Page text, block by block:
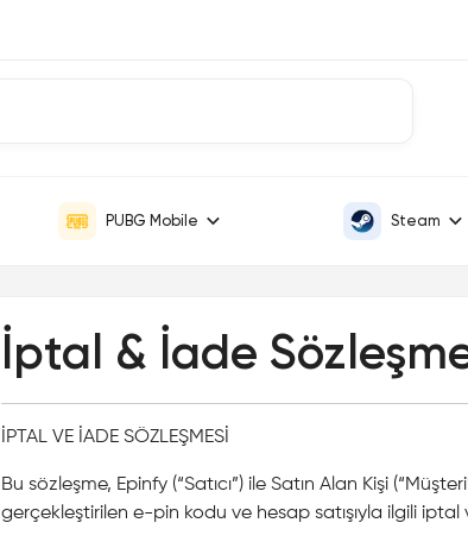
PUBG Mobile Steam
İptal & İade
İPTAL VE İADE SÖZLEŞMESİ
Bu sözleşme, Epinfy (“Satıcı”) ile Satın Alan Kişi
gerçekleştirilen e-pin kodu ve hesap satışıyla ilgili